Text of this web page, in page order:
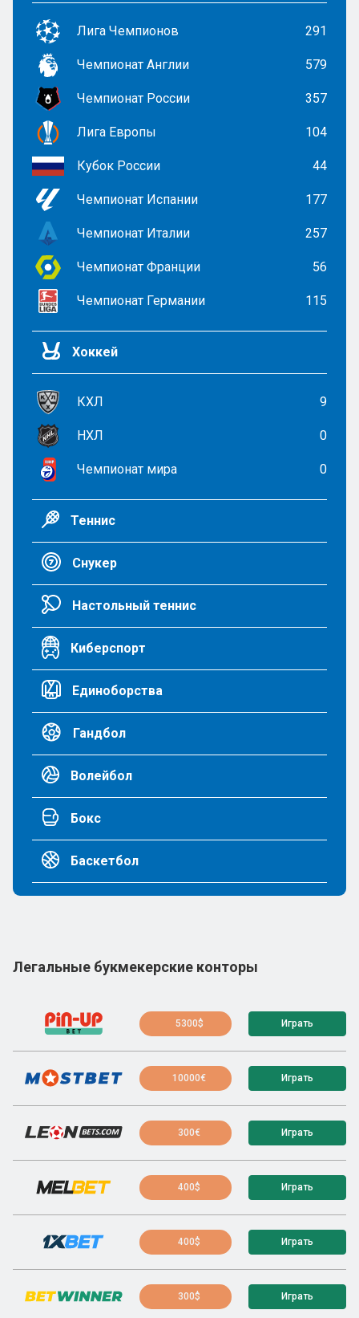
Лига Чемпионов 291
Чемпионат Англии 579
Чемпионат России 357
Лига Европы 104
Кубок России 44
Чемпионат Испании 177
Чемпионат Италии 257
Чемпионат Франции 56
Чемпионат Германии 115
Хоккей
КХЛ 9
НХЛ 0
Чемпионат мира 0
Теннис
Снукер
Настольный теннис
Киберспорт
Единоборства
Гандбол
Волейбол
Бокс
Баскетбол
Легальные букмекерские конторы
5300$ Играть
10000€ Играть
300€ Играть
400$ Играть
400$ Играть
300$ Играть